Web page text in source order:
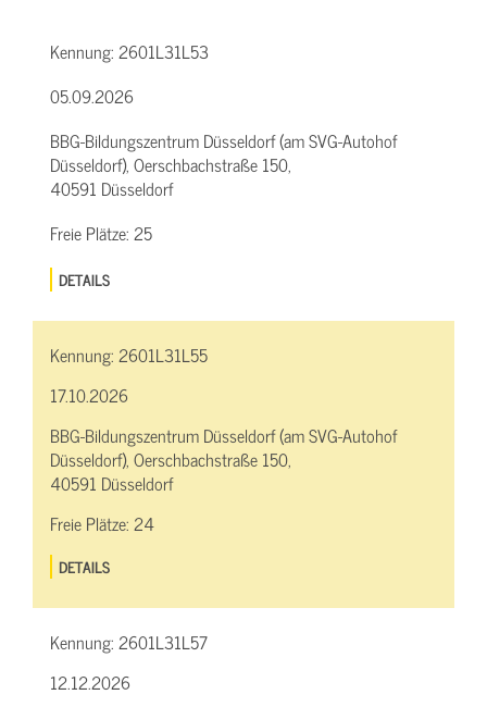
Kennung:2601L31L53
05.09.2026
BBG-Bildungszentrum Düsseldorf (am SVG-Autohof
Düsseldorf), Oerschbachstraße 150,
40591 Düsseldorf
Freie Plätze:25
DETAILS
Kennung:2601L31L55
17.10.2026
BBG-Bildungszentrum Düsseldorf (am SVG-Autohof
Düsseldorf), Oerschbachstraße 150,
40591 Düsseldorf
Freie Plätze:24
DETAILS
Kennung:2601L31L57
12.12.2026